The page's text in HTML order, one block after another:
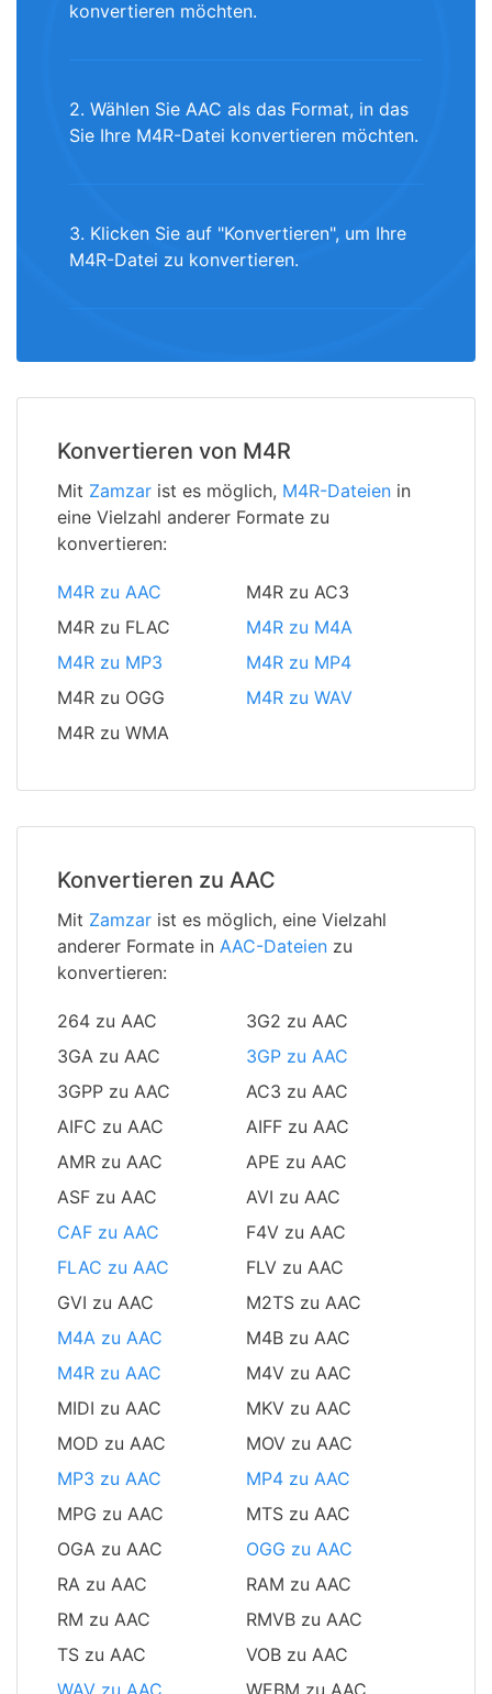
konvertieren möchten.
2. Wählen Sie AAC als das Format, in das
Sie Ihre M4R-Datei konvertieren möchten.
3. Klicken Sie auf "Konvertieren", um Ihre
M4R-Datei zu konvertieren.
Konvertieren von M4R
Mit Zamzar ist es möglich, M4R-Dateien in
eine Vielzahl anderer Formate zu
konvertieren:
M4R zu AAC
M4R zu AC3
M4R zu FLAC
M4R zu M4A
M4R zu MP3
M4R zu MP4
M4R zu OGG
M4R zu WAV
M4R zu WMA
Konvertieren zu AAC
Mit Zamzar ist es möglich, eine Vielzahl
anderer Formate in AAC-Dateien zu
konvertieren:
264 zu AAC
3G2 zu AAC
3GA zu AAC
3GP zu AAC
3GPP zu AAC
AC3 zu AAC
AIFC zu AAC
AIFF zu AAC
AMR zu AAC
APE zu AAC
ASF zu AAC
AVI zu AAC
CAF zu AAC
F4V zu AAC
FLAC zu AAC
FLV zu AAC
GVI zu AAC
M2TS zu AAC
M4A zu AAC
M4B zu AAC
M4R zu AAC
M4V zu AAC
MIDI zu AAC
MKV zu AAC
MOD zu AAC
MOV zu AAC
MP3 zu AAC
MP4 zu AAC
MPG zu AAC
MTS zu AAC
OGA zu AAC
OGG zu AAC
RA zu AAC
RAM zu AAC
RM zu AAC
RMVB zu AAC
TS zu AAC
VOB zu AAC